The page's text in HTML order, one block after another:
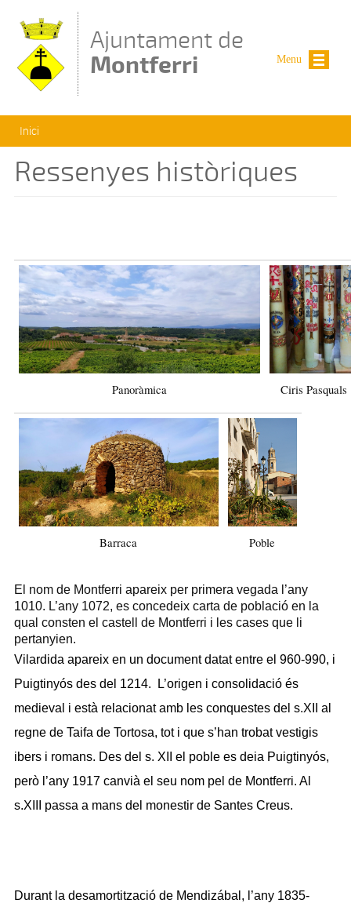
Ajuntament de
Montferri
Esteu aquí
Inici
Ressenyes històriques
Panoràmica Ciris Pasquals
Barraca Poble
El nom de Montferri apareix per primera vegada l’any
1010. L’any 1072, es concedeix carta de població en la
qual consten el castell de Montferri i les cases que li
pertanyien.
Vilardida apareix en un document datat entre el 960-990, i
Puigtinyós des del 1214. L’origen i consolidació és
medieval i està relacionat amb les conquestes del s.XII al
regne de Taifa de Tortosa, tot i que s’han trobat vestigis
ibers i romans. Des del s. XII el poble es deia Puigtinyós,
però l’any 1917 canvià el seu nom pel de Montferri. Al
s.XIII passa a mans del monestir de Santes Creus.
Durant la desamortització de Mendizábal, l’any 1835-
Menu